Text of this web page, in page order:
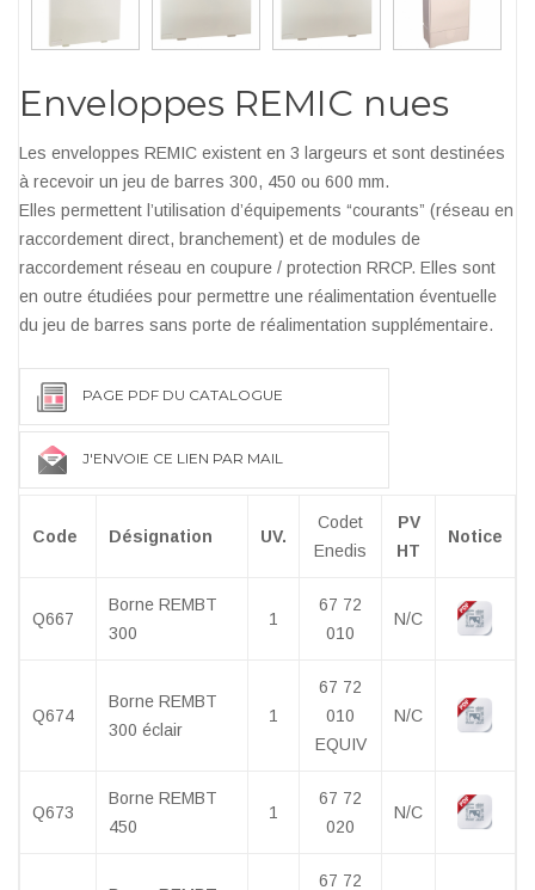
Enveloppes REMIC nues
Les enveloppes REMIC existent en 3 largeurs et sont destinées
à recevoir un jeu de barres 300, 450 ou 600 mm.
Elles permettent l’utilisation d’équipements “courants” (réseau en
raccordement direct, branchement) et de modules de
raccordement réseau en coupure / protection RRCP. Elles sont
en outre étudiées pour permettre une réalimentation éventuelle
du jeu de barres sans porte de réalimentation supplémentaire.
PAGE PDF DU CATALOGUE
J'ENVOIE CE LIEN PAR MAIL
Code Désignation UV.
Codet
Enedis
PV
HT
Notice
Q667
Borne REMBT
300
1
67 72
010
N/C
Q674
Borne REMBT
300 éclair
1
67 72
010
EQUIV
N/C
Q673
Borne REMBT
450
1
67 72
020
N/C
67 72